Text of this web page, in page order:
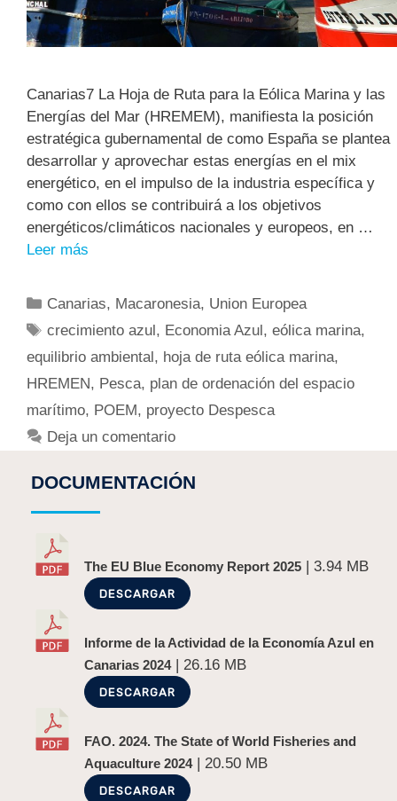
Canarias7 La Hoja de Ruta para la Eólica Marina y las
Energías del Mar (HREMEM), manifiesta la posición
estratégica gubernamental de como España se plantea
desarrollar y aprovechar estas energías en el mix
energético, en el impulso de la industria específica y
como con ellos se contribuirá a los objetivos
energéticos/climáticos nacionales y europeos, en …
Leer más
Canarias, Macaronesia, Union Europea
crecimiento azul, Economia Azul,eólica marina,
equilibrio ambiental, hoja de ruta eólica marina,
HREMEN, Pesca, plan de ordenación del espacio
marítimo, POEM, proyecto Despesca
Deja un comentario
DOCUMENTACIÓN
The EU Blue Economy Report 2025 | 3.94 MB
DESCARGAR
Informe de la Actividad de la Economía Azul en
Canarias 2024| 26.16 MB
DESCARGAR
FAO. 2024. The State of World Fisheries and
Aquaculture 2024| 20.50 MB
DESCARGAR